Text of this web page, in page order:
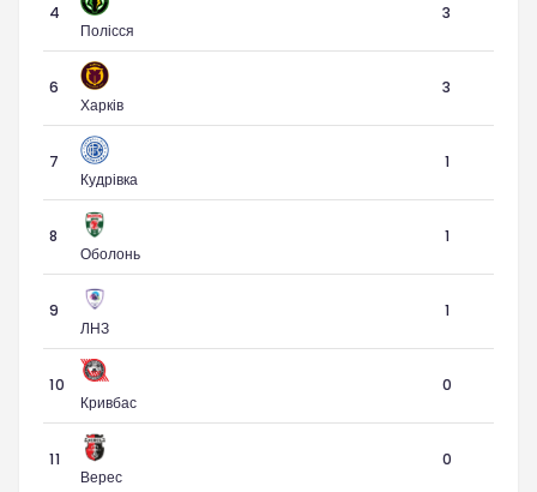
4
Полісся
3
6
Харків
3
7
Кудрівка
1
8
Оболонь
1
9
ЛНЗ
1
10
Кривбас
0
11
Верес
0